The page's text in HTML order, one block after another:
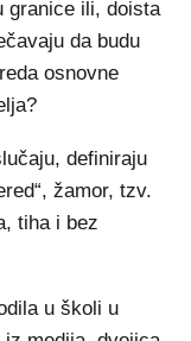
granice ili, doista
da budu
osnovne
definiraju
žamor, tzv.
tiha i bez
u školi u